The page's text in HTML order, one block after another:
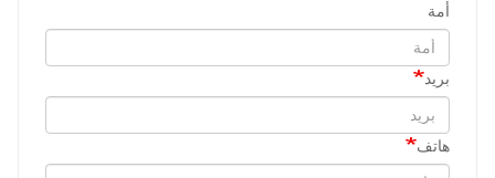
أمة
بريد
هاتف